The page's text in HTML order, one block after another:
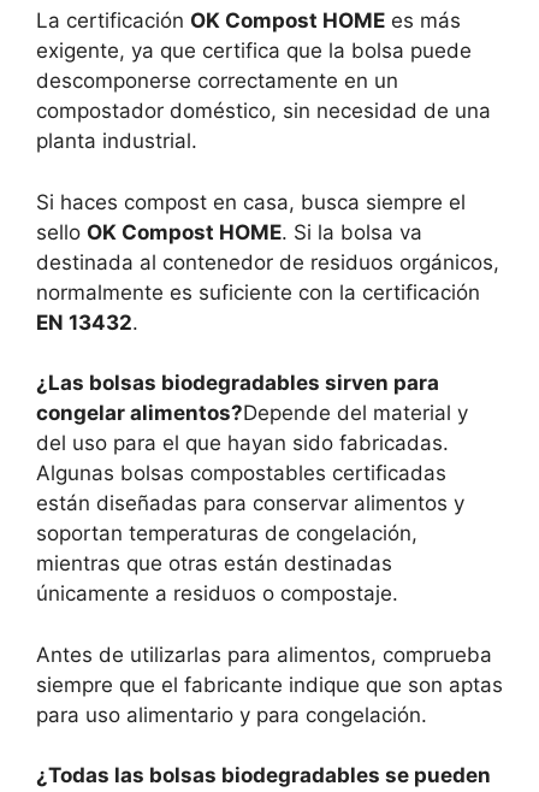
La certificación OK Compost HOME es más
exigente, ya que certifica que la bolsa puede
descomponerse correctamente en un
compostador doméstico, sin necesidad de una
planta industrial.
Si haces compost en casa, busca siempre el
sello OK Compost HOME. Si la bolsa va
destinada al contenedor de residuos orgánicos,
normalmente es suficiente con la certificación
EN 13432.
¿Las bolsas biodegradables sirven para
congelar alimentos?Depende del material y
del uso para el que hayan sido fabricadas.
Algunas bolsas compostables certificadas
están diseñadas para conservar alimentos y
soportan temperaturas de congelación,
mientras que otras están destinadas
únicamente a residuos o compostaje.
Antes de utilizarlas para alimentos, comprueba
siempre que el fabricante indique que son aptas
para uso alimentario y para congelación.
¿Todas las bolsas biodegradables se pueden